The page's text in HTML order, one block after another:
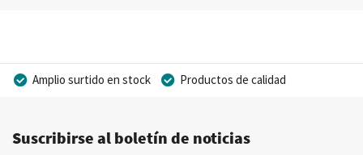
Amplio surtido en stock
Productos de calidad
Asesoramiento personal
Más de 40 años de experiencia
Suscribirse al boletín de noticias